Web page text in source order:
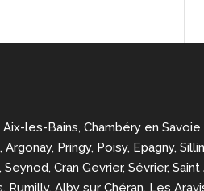
les-Bains, Chambéry en Savoie
Pringy, Poisy, Epagny,
Cran Gevrier, Sévrier,
Rumilly, Alby sur Chéran. Les